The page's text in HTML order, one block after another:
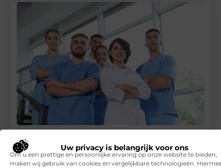
Uw privacy is belangrijk voor ons
Om u een prettige en persoonlijke ervaring op onze website te bieden,
maken wij gebruik van cookies en vergelijkbare technologieën.
RECENTE BERICHTEN